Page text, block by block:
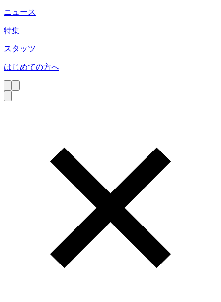
ニュース
特集
スタッツ
はじめての方へ